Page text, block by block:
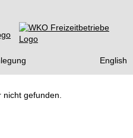
English
gefunden.